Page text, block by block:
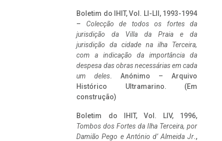
Boletim do IHIT, Vol. LI-LII, 1993-1994
– Colecção de todos os fortes da
jurisdição da Villa da Praia e da
jurisdição da cidade na ilha Terceira,
com a indicação da importância da
despesa das obras necessárias em cada
um deles. Anónimo – Arquivo
Histórico Ultramarino. (Em
construção)
Boletim do IHIT, Vol. LIV, 1996,
Tombos dos Fortes da Ilha Terceira, por
Damião Pego e António d’ Almeida Jr.,